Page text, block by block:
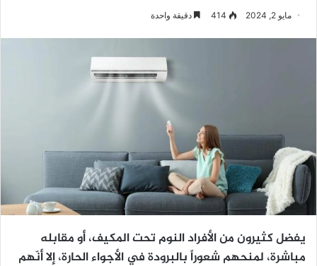
مايو 2, 2024 414 دقيقة واحدة
يفضل كثيرون من الأفراد النوم تحت المكيف، أو مقابله
مباشرة، لمنحهم شعوراً بالبرودة في الأجواء الحارة، إلا أنّهم